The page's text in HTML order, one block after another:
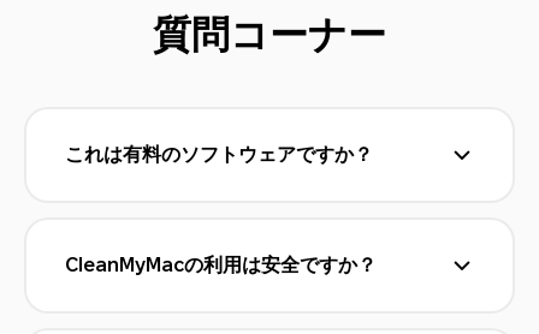
質問コーナー
これは有料のソフトウェアですか？
金保証も付いています。
CleanMyMacの利用は安全ですか？